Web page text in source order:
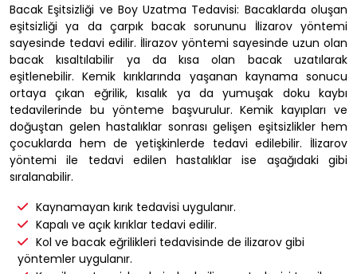
Bacak Eşitsizliği ve Boy Uzatma Tedavisi: Bacaklarda oluşan
eşitsizliği ya da çarpık bacak sorununu İlizarov yöntemi
sayesinde tedavi edilir. İlirazov yöntemi sayesinde uzun olan
bacak kısaltılabilir ya da kısa olan bacak uzatılarak
eşitlenebilir. Kemik kırıklarında yaşanan kaynama sonucu
ortaya çıkan eğrilik, kısalık ya da yumuşak doku kaybı
tedavilerinde bu yönteme başvurulur. Kemik kayıpları ve
doğuştan gelen hastalıklar sonrası gelişen eşitsizlikler hem
çocuklarda hem de yetişkinlerde tedavi edilebilir. İlizarov
yöntemi ile tedavi edilen hastalıklar ise aşağıdaki gibi
sıralanabilir.
Kaynamayan kırık tedavisi uygulanır.
Kapalı ve açık kırıklar tedavi edilir.
Kol ve bacak eğrilikleri tedavisinde de ilizarov gibi
yöntemler uygulanır.